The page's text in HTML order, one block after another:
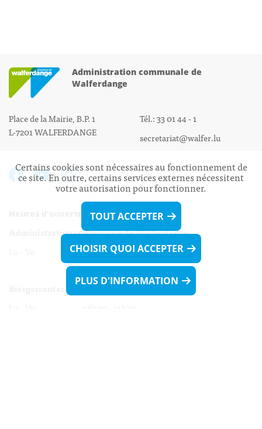
Administration communale de
Walferdange
Place de la Mairie, B.P. 1
L-7201 WALFERDANGE
Tél.: 33 01 44 - 1
secretariat@walfer.lu
Heures d’ouverture:
Administration communale de Walferdange
Lu - Ve 08h00 - 11h30
13h30 - 16h00
Certains cookies sont nécessaires au fonctionnement de
ce site. En outre, certains services externes nécessitent
votre autorisation pour fonctionner.
TOUT ACCEPTER
CHOISIR QUOI ACCEPTER
PLUS D'INFORMATION